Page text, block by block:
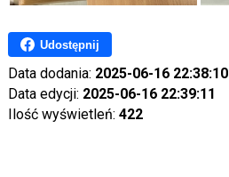
Udostępnij
Data dodania: 2025-06-16 22:38:10
Data edycji: 2025-06-16 22:39:11
Ilość wyświetleń: 422